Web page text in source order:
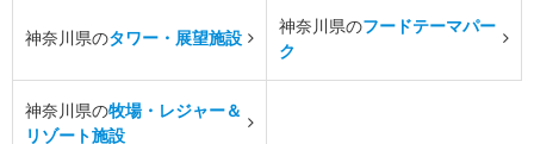
神奈川県のタワー・展望施設
神奈川県のフードテーマパー
ク
神奈川県の牧場・レジャー＆
リゾート施設